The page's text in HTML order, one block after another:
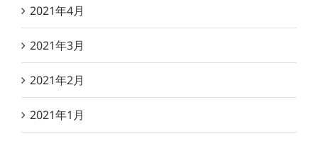
2021年4月
2021年3月
2021年2月
2021年1月